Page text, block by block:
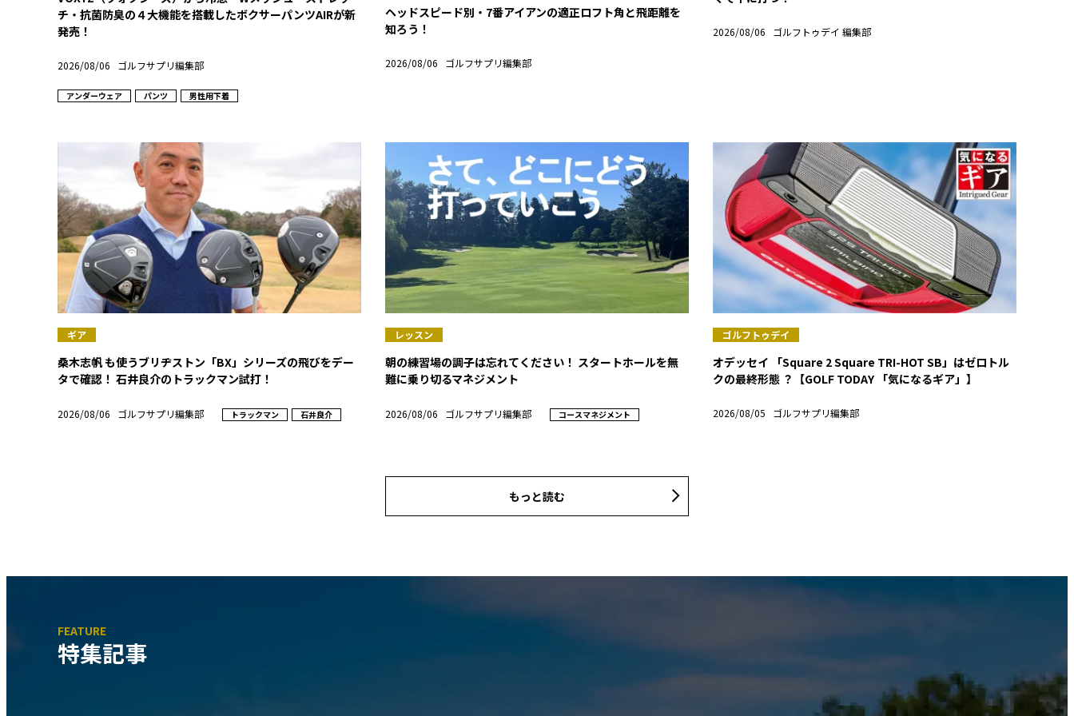
チ・抗菌防臭の４大機能を搭載したボクサーパンツAIRが新
発売！
2026/08/06 ゴルフサプリ編集部
アンダーウェア パンツ 男性用下着
ヘッドスピード別・7番アイアンの適正ロフト角と飛距離を
知ろう！
2026/08/06 ゴルフサプリ編集部
2026/08/06 ゴルフトゥデイ 編集部
ギア
桑木志帆 も使うブリヂストン「BX」シリーズの飛びをデー
タで確認！ 石井良介のトラックマン試打！
2026/08/06 ゴルフサプリ編集部 トラックマン 石井良介
レッスン
朝の練習場の調子は忘れてください！ スタートホールを無
難に乗り切るマネジメント
2026/08/06 ゴルフサプリ編集部 コースマネジメント
ゴルフトゥデイ
オデッセイ 「Square 2 Square TRI-HOT SB」はゼロトル
クの最終形態 ？【GOLF TODAY 「気になるギア」】
2026/08/05 ゴルフサプリ編集部
もっと読む
特集記事